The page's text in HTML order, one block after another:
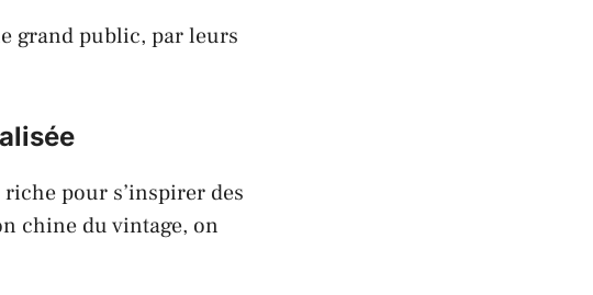
grand public, par leurs
pour s’inspirer des
chine du vintage, on